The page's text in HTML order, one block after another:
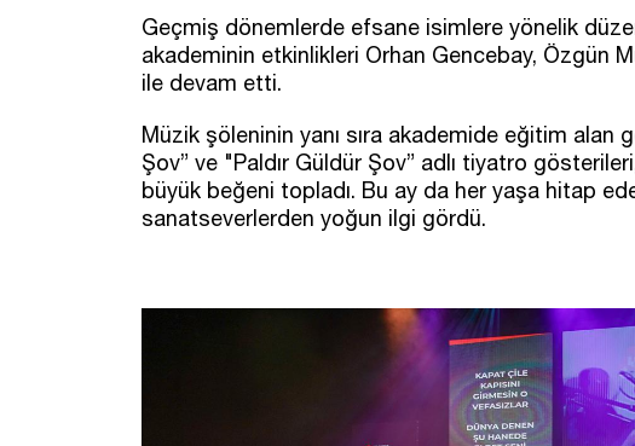
Geçmiş dönemlerde efsane isimlere yönelik
akademinin etkinlikleri Orhan Gencebay, Özgün
ile devam etti.
Müzik şöleninin yanı sıra akademide eğitim
Şov” ve "Paldır Güldür Şov” adlı tiyatro
büyük beğeni topladı. Bu ay da her yaşa hitap
sanatseverlerden yoğun ilgi gördü.